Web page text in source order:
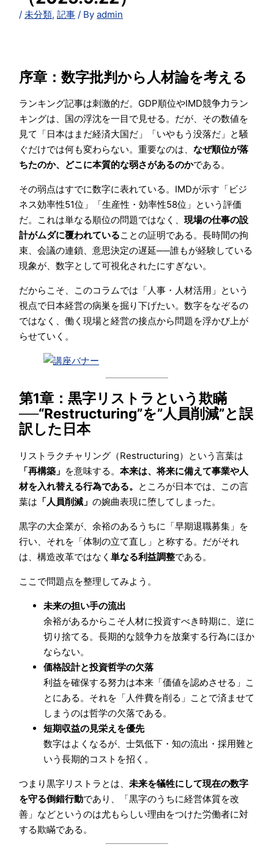
/未分類,記事 / Byadmin
序章：数字批判から人材論を考える
ランキング記事は刺激的だ。GDP順位やIMD競争力ラン
キングは、国の浮沈を一目で見せる。だが、その数値を
見て「日本はまだ経済大国だ」「いやもう没落だ」と騒
ぐだけでは何も変わらない。重要なのは、なぜ順位が落
ちたのか、どこに本質的な弱さがあるのかである。
その弱点はすでに数字に表れている。IMDが示す「ビジ
ネス効率性51位」「生産性・効率性58位」という評価
だ。これは単なる順位の問題ではなく、現場の仕事の設
計がムダに覆われていることの証明である。長時間の拘
束、会議の連鎖、意思決定の遅延──誰もが経験している
現象が、数字として可視化されたにすぎない。
だからこそ、このコラムでは「人事・人材活用」という
視点で日本経営の病巣を掘り下げたい。数字をなぞるの
ではなく、働く現場と経営の接点から問題を浮かび上が
らせていく。
第1章：黒字リストラという欺瞞
──“Restructuring”を”人員削減”と誤
訳した日本
リストラクチャリング（Restructuring）という言葉は
「再構築」 を意味する。本来は、将来に備えて事業や人
材を入れ替える行為である。
ところが日本では、この言
葉は 「人員削減」の婉曲表現に堕してしまった。
黒字の大企業が、余裕のあるうちに「早期退職募集」を
行い、それを「体制の立て直し」と称する。だがそれ
は、構造改革ではなく単なる利益調整である。
ここで問題点を整理してみよう。
未来の担い手の流出
余裕があるからこそ人材に投資すべき時期に、逆に
切り捨てる。長期的な競争力を放棄する行為にほか
ならない。
価格設計と投資哲学の欠落
利益を確保する努力は本来「価値を認めさせる」こ
とにある。それを「人件費を削る」ことで済ませて
しまうのは哲学の欠落である。
短期収益の見栄えを優先
数字はよくなるが、士気低下・知の流出・採用難と
いう長期的コストを招く。
つまり黒字リストラとは、未来を犠牲にして現在の数字
を守る倒錯行動であり、「黒字のうちに経営体質を改
善」などというのは尤もらしい理由をつけた労働者に対
する欺瞞である。